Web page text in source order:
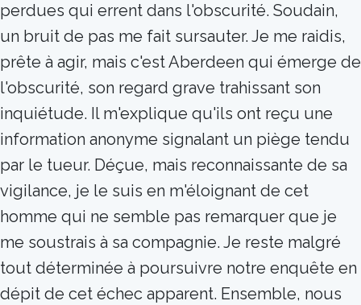
perdues qui errent dans l'obscurité. Soudain,
un bruit de pas me fait sursauter. Je me raidis,
prête à agir, mais c'est Aberdeen qui émerge de
l'obscurité, son regard grave trahissant son
inquiétude. Il m'explique qu'ils ont reçu une
information anonyme signalant un piège tendu
par le tueur. Déçue, mais reconnaissante de sa
vigilance, je le suis en m'éloignant de cet
homme qui ne semble pas remarquer que je
me soustrais à sa compagnie. Je reste malgré
tout déterminée à poursuivre notre enquête en
dépit de cet échec apparent. Ensemble, nous